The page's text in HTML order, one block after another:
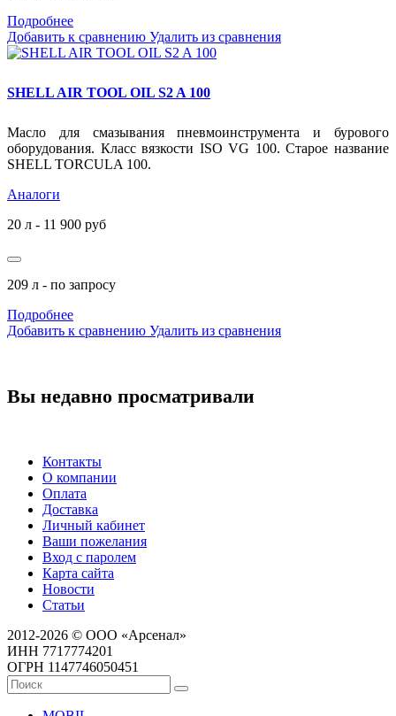
Подробнее
Добавить к сравнению Удалить из сравнения
SHELL AIR TOOL OIL S2 A 100
Масло для смазывания пневмоинструмента и бурового
оборудования. Класс вязкости ISO VG 100. Старое название
SHELL TORCULA 100.
Аналоги
20 л - 11 900 руб
209 л - по запросу
Подробнее
Добавить к сравнению Удалить из сравнения
Вы недавно просматривали
Контакты
О компании
Оплата
Доставка
Личный кабинет
Ваши пожелания
Вход с паролем
Карта сайта
Новости
Статьи
2012-2026 © ООО «Арсенал»
ИНН 7717774201
ОГРН 1147746050451